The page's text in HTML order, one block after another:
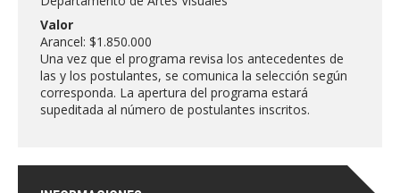
Valor
Arancel: $1.850.000
Una vez que el programa revisa los antecedentes de
las y los postulantes, se comunica la selección según
corresponda. La apertura del programa estará
supeditada al número de postulantes inscritos.